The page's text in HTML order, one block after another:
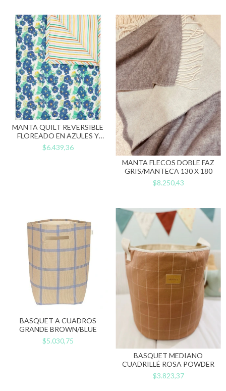
MANTA QUILT REVERSIBLE
FLOREADO EN AZULES Y
RAYADO 110 X 145
$6.439,36
MANTA FLECOS DOBLE FAZ
GRIS/MANTECA 130 X 180
$8.250,43
BASQUET A CUADROS
GRANDE BROWN/BLUE
$5.030,75
BASQUET MEDIANO
CUADRILLÉ ROSA POWDER
$3.823,37